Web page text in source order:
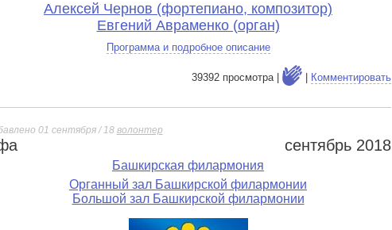
Алексей Чернов (фортепиано, композитор)
Евгений Авраменко (орган)
Программа и подробное описание
39392 просмотра | | Комментировать
01 сентября / 18 волонтер
сентябрь 2018
Башкирская филармония
Органный зал Башкирской филармонии
Большой зал Башкирской филармонии